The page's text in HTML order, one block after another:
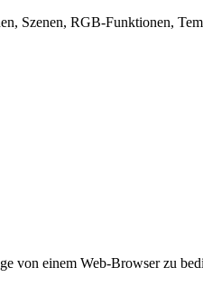
Szenen, RGB-Funktionen,
von einem Web-Browser zu